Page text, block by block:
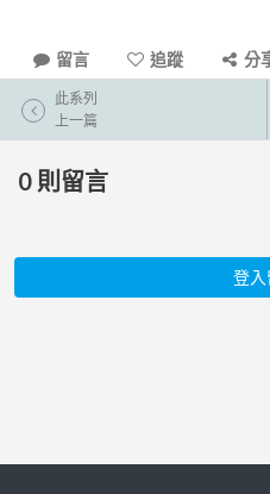
留言 追蹤 分
此系列
上一篇
0 則留言
登